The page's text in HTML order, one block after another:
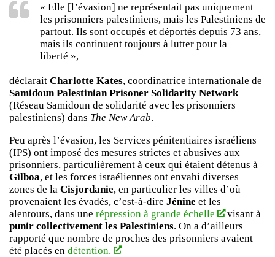
« Elle [l’évasion] ne représentait pas uniquement
les prisonniers palestiniens, mais les Palestiniens de
partout. Ils sont occupés et déportés depuis 73 ans,
mais ils continuent toujours à lutter pour la
liberté »,
déclarait Charlotte Kates, coordinatrice internationale de
Samidoun Palestinian Prisoner Solidarity Network
(Réseau Samidoun de solidarité avec les prisonniers
palestiniens) dans The New Arab.
Peu après l’évasion, les Services pénitentiaires israéliens
(IPS) ont imposé des mesures strictes et abusives aux
prisonniers, particulièrement à ceux qui étaient détenus à
Gilboa, et les forces israéliennes ont envahi diverses
zones de la Cisjordanie, en particulier les villes d’où
provenaient les évadés, c’est-à-dire Jénine et les
alentours, dans une répression à grande échelle
visant à
punir collectivement les Palestiniens. On a d’ailleurs
rapporté que nombre de proches des prisonniers avaient
été placés en détention.